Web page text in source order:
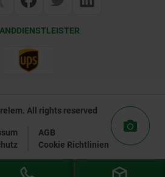
All rights reserved
AGB
Cookie Richtlinien